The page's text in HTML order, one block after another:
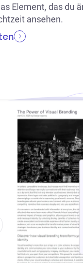
Element, das du
ansehen.